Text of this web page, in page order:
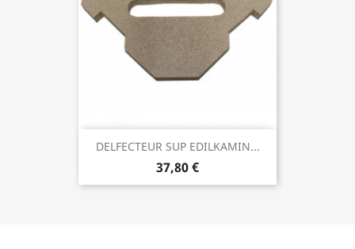
DELFECTEUR SUP EDILKAMIN...
37,80 €